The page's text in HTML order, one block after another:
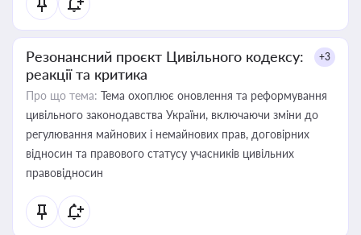
Резонансний проєкт Цивільного кодексу:
реакції та критика
+3
Про що тема: Тема охоплює оновлення та реформування
цивільного законодавства України, включаючи зміни до
регулювання майнових і немайнових прав, договірних
відносин та правового статусу учасників цивільних
правовідносин